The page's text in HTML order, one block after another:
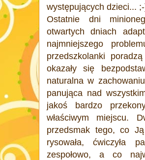
występujących dzieci...
Ostatnie dni
otwartych dniach
najmniejszego
przedszkolanki
okazały się
naturalna w
panująca nad
jakoś bardzo
właściwym miejscu.
przedsmak tego, co
rysowała, ćwiczyła
zespołowo, a co